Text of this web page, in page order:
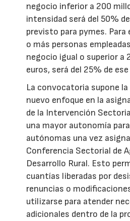
negocio inferior a 200
intensidad será del 50%
previsto para pymes. Para
o más personas
negocio igual o superior a
euros, será del 25% de
La convocatoria supone
nuevo enfoque en la
de la Intervención
una mayor autonomía
autónomas una vez
Conferencia Sectorial de
Desarrollo Rural. Esto
cuantías liberadas por
renuncias o
utilizarse para atender
adicionales dentro de la